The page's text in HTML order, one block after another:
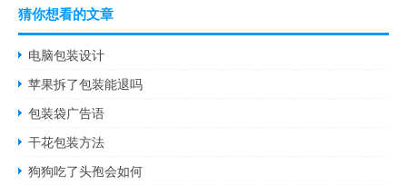
猜你想看的文章
电脑包装设计
苹果拆了包装能退吗
包装袋广告语
干花包装方法
狗狗吃了头孢会如何